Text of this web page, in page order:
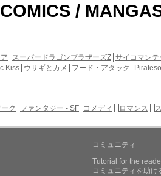
/
スーパードラゴンブラザーズZ サイコマンテ
Kiss ウサギとカメ フード・アタック
ク ファンタジー - SF コメディ ロマンス
コミュニティ
Tutorial for the
コミュニティを助け